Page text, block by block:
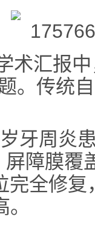
汇报中
。传统
周炎患
障膜覆
完全修